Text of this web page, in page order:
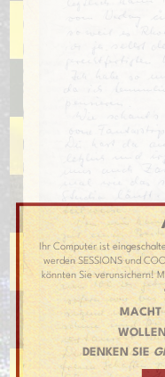
Ihr Computer ist
werden SESSIONS und
könnten Sie verunsichern!
DENKEN SIE